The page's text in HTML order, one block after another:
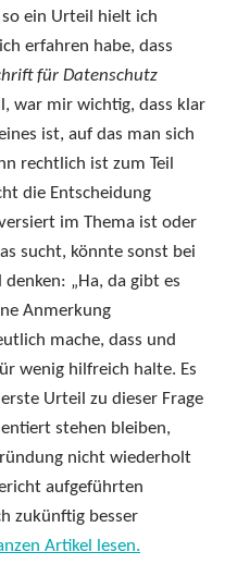
ein Urteil hielt ich
erfahren habe, dass
für Datenschutz
war mir wichtig, dass klar
ist, auf das man sich
rechtlich ist zum Teil
die Entscheidung
im Thema ist oder
sucht, könnte sonst bei
„Ha, da gibt es
Anmerkung
mache, dass und
wenig hilfreich halte. Es
Urteil zu dieser Frage
stehen bleiben,
nicht wiederholt
aufgeführten
zukünftig besser
Artikel lesen.